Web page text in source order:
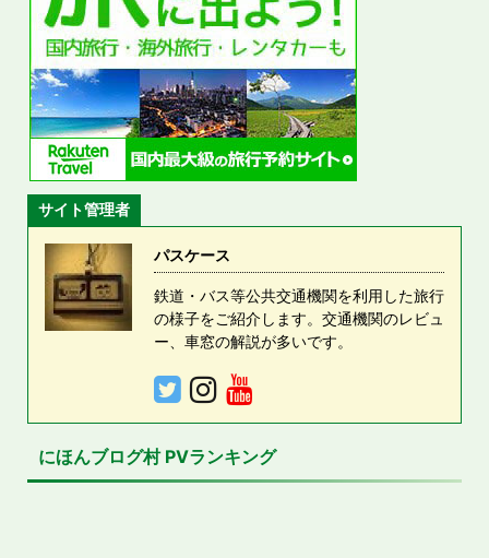
サイト管理者
パスケース
鉄道・バス等公共交通機関を利用した旅行
の様子をご紹介します。交通機関のレビュ
ー、車窓の解説が多いです。
にほんブログ村 PVランキング